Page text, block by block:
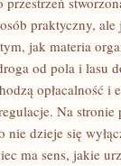
praktyczny,
jak materia
od pola i lasu
opłacalność i
Na stronie
nie dzieje się
ma sens, jakie